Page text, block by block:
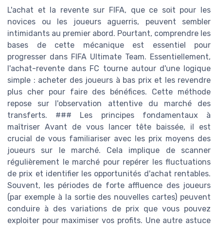
L'achat et la revente sur FIFA, que ce soit pour les
novices ou les joueurs aguerris, peuvent sembler
intimidants au premier abord. Pourtant, comprendre les
bases de cette mécanique est essentiel pour
progresser dans FIFA Ultimate Team. Essentiellement,
l'achat-revente dans FC tourne autour d'une logique
simple : acheter des joueurs à bas prix et les revendre
plus cher pour faire des bénéfices. Cette méthode
repose sur l'observation attentive du marché des
transferts. ### Les principes fondamentaux à
maîtriser Avant de vous lancer tête baissée, il est
crucial de vous familiariser avec les prix moyens des
joueurs sur le marché. Cela implique de scanner
régulièrement le marché pour repérer les fluctuations
de prix et identifier les opportunités d'achat rentables.
Souvent, les périodes de forte affluence des joueurs
(par exemple à la sortie des nouvelles cartes) peuvent
conduire à des variations de prix que vous pouvez
exploiter pour maximiser vos profits. Une autre astuce